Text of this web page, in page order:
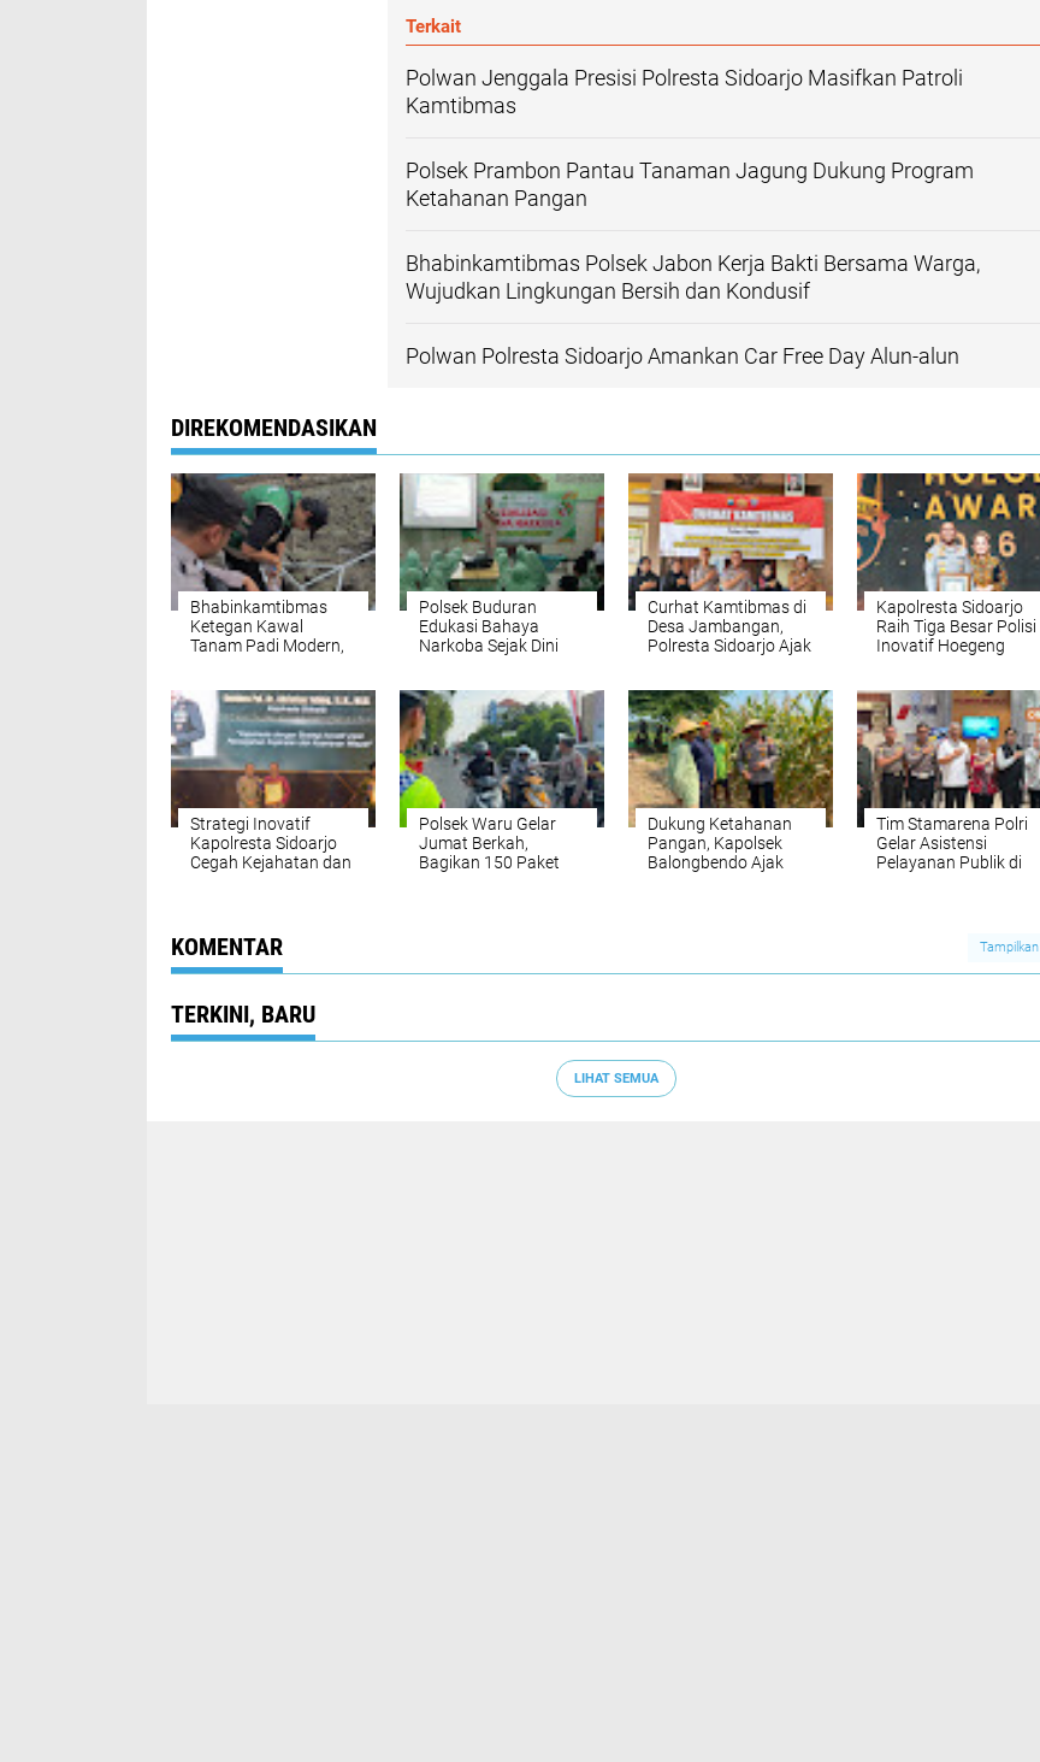
Terkait
Polwan Jenggala Presisi Polresta Sidoarjo Masifkan Patroli
Kamtibmas
Polsek Prambon Pantau Tanaman Jagung Dukung Program
Ketahanan Pangan
Bhabinkamtibmas Polsek Jabon Kerja Bakti Bersama Warga,
Wujudkan Lingkungan Bersih dan Kondusif
Polwan Polresta Sidoarjo Amankan Car Free Day Alun-alun
DIREKOMENDASIKAN
Bhabinkamtibmas
Ketegan Kawal
Tanam Padi Modern,
Polsek Buduran
Edukasi Bahaya
Narkoba Sejak Dini
Curhat Kamtibmas di
Desa Jambangan,
Polresta Sidoarjo Ajak
Lingkungan
Kapolresta Sidoarjo
Raih Tiga Besar Polisi
Inovatif Hoegeng
Strategi Inovatif
Kapolresta Sidoarjo
Cegah Kejahatan dan
Polsek Waru Gelar
Jumat Berkah,
Bagikan 150 Paket
Dukung Ketahanan
Pangan, Kapolsek
Balongbendo Ajak
Tim Stamarena Polri
Gelar Asistensi
Pelayanan Publik di
KOMENTAR Tampilkan
TERKINI, BARU
LIHAT SEMUA